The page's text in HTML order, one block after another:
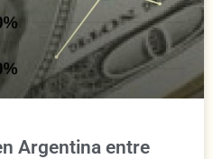
Argentina entre